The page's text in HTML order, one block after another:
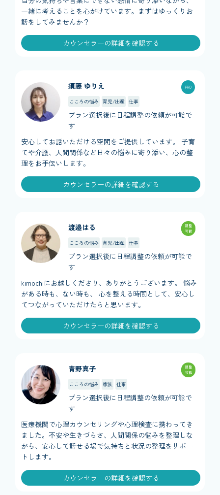
一緒に考えることを心がけています。まずはゆっくりお
話をしてみませんか？
カウンセラーの詳細を確認する
須藤 ゆりえ
こころの悩み 育児/出産 仕事
プラン選択後に日程調整の依頼が可能で
す
安心してお話いただける空間をご提供しています。 子育
てや介護、人間関係など日々の悩みに寄り添い、心の整
理をお手伝いします。
カウンセラーの詳細を確認する
渡邉はる
こころの悩み 育児/出産 仕事
プラン選択後に日程調整の依頼が可能で
す
kimochiにお越しくださり、ありがとうございます。 悩み
がある時も、ない時も、 心を整える時間として、安心し
てつながっていただけたらと思います。
カウンセラーの詳細を確認する
調整
可能
青野真子
こころの悩み 家族 仕事
プラン選択後に日程調整の依頼が可能で
す
医療機関で心理カウンセリングや心理検査に携わってき
ました。不安や生きづらさ、人間関係の悩みを整理しな
がら、安心して話せる場で気持ちと状況の整理をサポー
トします。
カウンセラーの詳細を確認する
調整
可能